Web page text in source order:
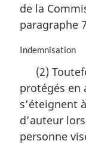
de la
paragraphe
N
e
m
r
g
Indemnisation
(2)
protégés en
s’éteignent
d’auteur
personne